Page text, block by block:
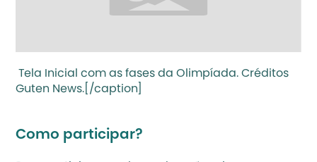
Guten News.[/caption]
Como participar?